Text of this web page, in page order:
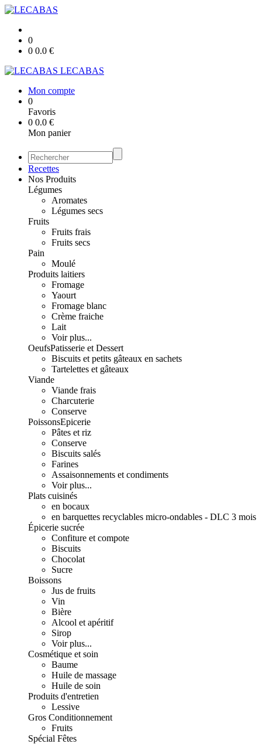
0
0 0.0 €
LECABAS
Mon compte
0
Favoris
0 0.0 €
Mon panier
Recettes
Nos Produits
Légumes
Aromates
Légumes secs
Fruits
Fruits frais
Fruits secs
Pain
Moulé
Produits laitiers
Fromage
Yaourt
Fromage blanc
Crème fraiche
Lait
Voir plus...
OeufsPatisserie et Dessert
Biscuits et petits gâteaux en sachets
Tartelettes et gâteaux
Viande
Viande frais
Charcuterie
Conserve
PoissonsEpicerie
Pâtes et riz
Conserve
Biscuits salés
Farines
Assaisonnements et condiments
Voir plus...
Plats cuisinés
en bocaux
en barquettes recyclables micro-ondables - DLC 3 mois
Épicerie sucrée
Confiture et compote
Biscuits
Chocolat
Sucre
Boissons
Jus de fruits
Vin
Bière
Alcool et apéritif
Sirop
Voir plus...
Cosmétique et soin
Baume
Huile de massage
Huile de soin
Produits d'entretien
Lessive
Gros Conditionnement
Fruits
Spécial Fêtes